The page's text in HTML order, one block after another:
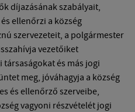
díjazásának szabályait,
ellenőrzi a község
szervezeteit, a polgármester
vezetőiket
és más jogi
meg, jóváhagyja a község
és ellenőrző szerveibe,
vagyoni részvételét jogi